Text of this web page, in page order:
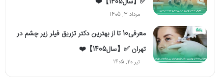
مرداد 3, 1405
معرفی10 تا از بهترین دکتر تزریق فیلر زیر چشم در
تهران ✅【سال1405】❤️
تیر 20, 1405